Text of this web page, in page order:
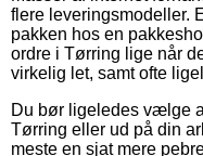
flere leveringsmodeller.
pakken hos en
ordre i Tørring lige når
virkelig let, samt ofte
Du bør ligeledes vælge
Tørring eller ud på din
meste en sjat mere